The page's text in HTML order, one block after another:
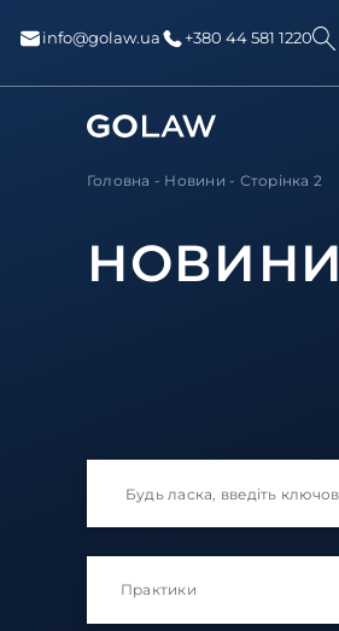
info@golaw.ua +380 44 581 1220
Головна - Новини - Сторінка 2
НОВИНИ